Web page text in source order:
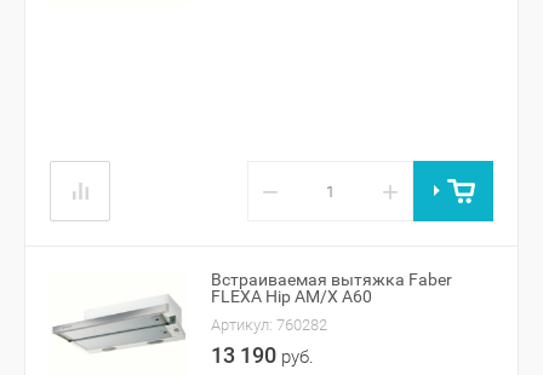
− +
Встраиваемая вытяжка Faber
FLEXA Hip AM/X A60
Артикул: 760282
13 190 руб.